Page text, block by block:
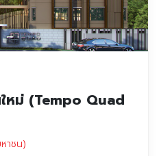
หม่ (Tempo Quad
าชน)